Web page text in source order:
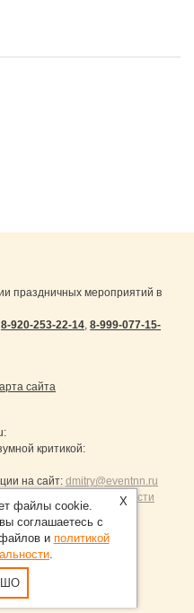
праздничных мероприятий в
8-920-253-22-14, 8-999-077-15-
сайта
:
критикой:
на сайт: dmitry@eventnn.ru
конфиденциальности
Петербург
X
файлы cookie.
соглашаетесь с
и политикой
.